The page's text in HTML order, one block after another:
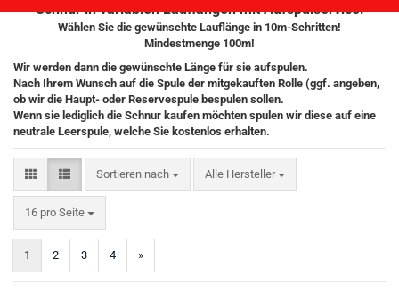
Schnur in variablen Lauflängen mit Aufspulservice:
Wählen Sie die gewünschte Lauflänge in 10m-Schritten!
Mindestmenge 100m!
Wir werden dann die gewünschte Länge für sie aufspulen.
Nach Ihrem Wunsch auf die Spule der mitgekauften Rolle (ggf. angeben,
ob wir die Haupt- oder Reservespule bespulen sollen.
Wenn sie lediglich die Schnur kaufen möchten spulen wir diese auf eine
neutrale Leerspule, welche Sie kostenlos erhalten.
Sortieren nach
Sortieren nach Alle Hersteller
16 pro Seite
pro Seite
1 2 3 4 »